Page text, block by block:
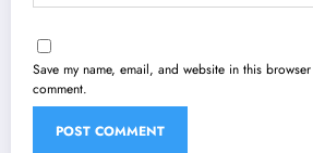
Save my name, email, and website in this
comment.